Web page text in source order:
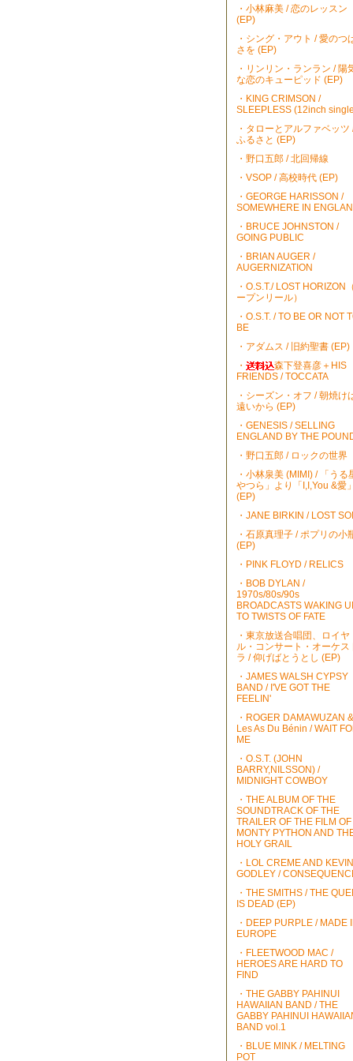
・小林麻美 / 恋のレッスン
(EP)
・シング・アウト / 愛のつ
さを (EP)
・リンリン・ランラン / 陽
な恋のキューピッド (EP)
・KING CRIMSON /
SLEEPLESS (12inch
・タローとアルファベッツ
ふるさと (EP)
・野口五郎 / 北回帰線
・VSOP / 高校時代 (EP)
・GEORGE HARISSON /
SOMEWHERE IN
・BRUCE JOHNSTON /
GOING PUBLIC
・BRIAN AUGER /
AUGERNIZATION
・O.S.T./ LOST HORIZON
ープンリール）
・O.S.T. / TO BE OR NOT
BE
・アダムス / 旧約聖書 (EP)
・
森下登喜彦＋HIS
FRIENDS / TOCCATA
・シーズン・オフ / 朝焼け
遠いから (EP)
・GENESIS / SELLING
ENGLAND BY THE
・野口五郎 / ロックの世界
・小林泉美 (MIMI) / 「うる
やつら」より「I,I,You &愛」
(EP)
・JANE BIRKIN / LOST
・石原真理子 / ポプリの小
(EP)
・PINK FLOYD / RELICS
・BOB DYLAN /
1970s/80s/90s
BROADCASTS WAKING
TO TWISTS OF FATE
・東京放送合唱団、ロイヤ
ル・コンサート・オーケス
ラ / 仰げばとうとし (EP)
・JAMES WALSH CYPSY
BAND / I'VE GOT THE
FEELIN'
・ROGER DAMAWUZAN &
Les As Du Bénin / WAIT
ME
・O.S.T. (JOHN
BARRY,NILSSON) /
MIDNIGHT COWBOY
・THE ALBUM OF THE
SOUNDTRACK OF THE
TRAILER OF THE FILM OF
MONTY PYTHON AND
HOLY GRAIL
・LOL CREME AND KEVIN
GODLEY /
・THE SMITHS / THE
IS DEAD (EP)
・DEEP PURPLE / MADE
EUROPE
・FLEETWOOD MAC /
HEROES ARE HARD TO
FIND
・THE GABBY PAHINUI
HAWAIIAN BAND / THE
GABBY PAHINUI
BAND vol.1
・BLUE MINK / MELTING
POT